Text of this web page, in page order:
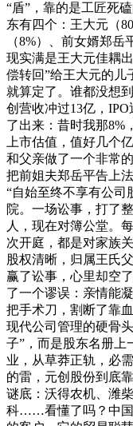
“盾”，靠的是工匠死
东有四个：王大元（
（8%）、前女婿郑岳
现实满是王大元佳耦
偿转回”给王大元的儿
就算定了。谁都没想
创营收冲过13亿，
了出来：昔时我那8%
上市估值，值好几个
和父亲做了一个非常
把前姐夫郑岳平告上
“自始至终不享有公司
院。一场讼事，打了
人，现在对簿公堂。
次开庭，都是对家族
股权清晰，归属王氏
赢了讼事，心里却空
了一个谬误：亲情能
把手术刀，割断了靠
现代公司管理的硬骨
子”，而是股东名册上
业，从草莽正轨，必
的雷，元创股份到底
谜底：沃得农机、潍
科……看懂了吗？中国